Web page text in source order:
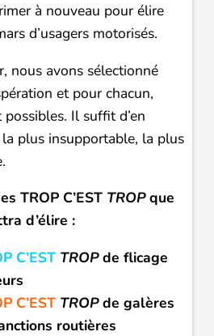
à nouveau pour élire
d’usagers motorisés.
nous avons sélectionné
et pour chacun,
Il suffit d’en
plus insupportable, la plus
TROP C’ESTTROPque
d’élire :
C’EST TROPde flicage
C’EST TROPde galères
routières